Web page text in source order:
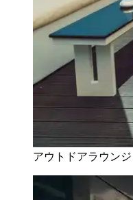
アウトドアラウンジ